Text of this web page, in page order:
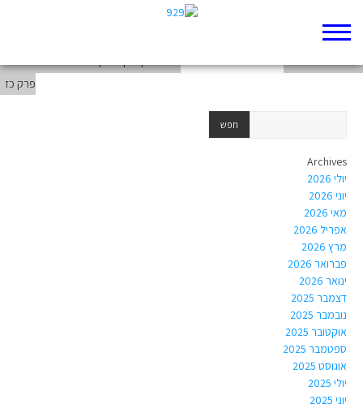
פרק כז
Archives
יולי 2026
יוני 2026
מאי 2026
אפריל 2026
מרץ 2026
פברואר 2026
ינואר 2026
דצמבר 2025
נובמבר 2025
אוקטובר 2025
ספטמבר 2025
אוגוסט 2025
יולי 2025
יוני 2025